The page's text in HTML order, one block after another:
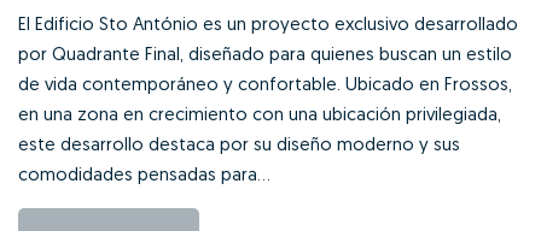
El Edificio Sto António es un proyecto exclusivo desarrollado
por Quadrante Final, diseñado para quienes buscan un estilo
de vida contemporáneo y confortable. Ubicado en Frossos,
en una zona en crecimiento con una ubicación privilegiada,
este desarrollo destaca por su diseño moderno y sus
comodidades pensadas para...